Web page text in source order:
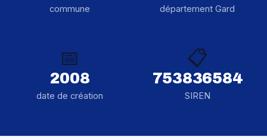
commune département Gard
📅
2008
date de création
📋
753836584
SIREN